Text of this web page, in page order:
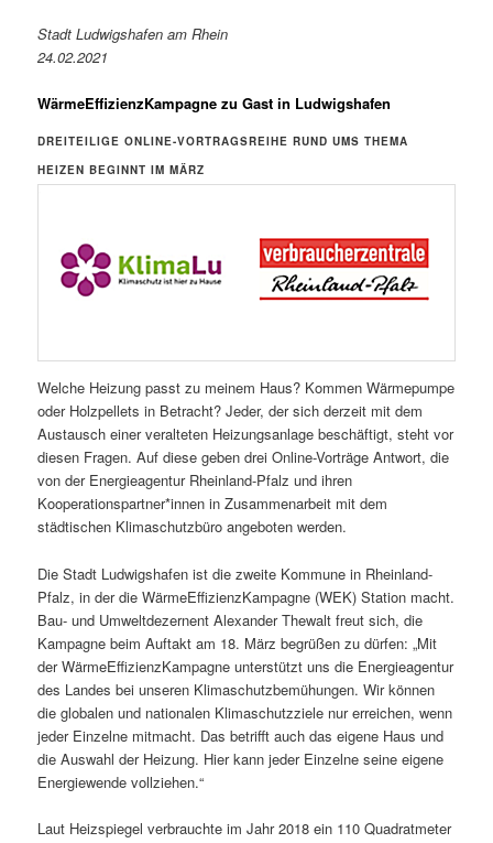
Stadt Ludwigshafen am Rhein
24.02.2021
WärmeEffizienzKampagne zu Gast in Ludwigshafen
DREITEILIGE ONLINE-VORTRAGSREIHE RUND UMS THEMA
HEIZEN BEGINNT IM MÄRZ
Welche Heizung passt zu meinem Haus? Kommen Wärmepumpe
oder Holzpellets in Betracht? Jeder, der sich derzeit mit dem
Austausch einer veralteten Heizungsanlage beschäftigt, steht vor
diesen Fragen. Auf diese geben drei Online-Vorträge Antwort, die
von der Energieagentur Rheinland-Pfalz und ihren
Kooperationspartner*innen in Zusammenarbeit mit dem
städtischen Klimaschutzbüro angeboten werden.
Die Stadt Ludwigshafen ist die zweite Kommune in Rheinland-
Pfalz, in der die WärmeEffizienzKampagne (WEK) Station macht.
Bau- und Umweltdezernent Alexander Thewalt freut sich, die
Kampagne beim Auftakt am 18. März begrüßen zu dürfen: „Mit
der WärmeEffizienzKampagne unterstützt uns die Energieagentur
des Landes bei unseren Klimaschutzbemühungen. Wir können
die globalen und nationalen Klimaschutzziele nur erreichen, wenn
jeder Einzelne mitmacht. Das betrifft auch das eigene Haus und
die Auswahl der Heizung. Hier kann jeder Einzelne seine eigene
Energiewende vollziehen.“
Laut Heizspiegel verbrauchte im Jahr 2018 ein 110 Quadratmeter